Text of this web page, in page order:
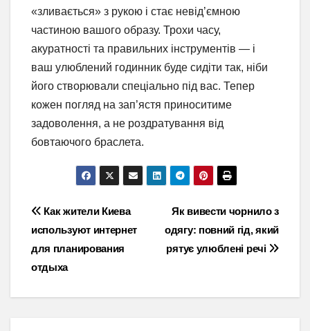
«зливається» з рукою і стає невід’ємною
частиною вашого образу. Трохи часу,
акуратності та правильних інструментів — і
ваш улюблений годинник буде сидіти так, ніби
його створювали спеціально під вас. Тепер
кожен погляд на зап’ястя приноситиме
задоволення, а не роздратування від
бовтаючого браслета.
Навігація
записів
Як вивести чорнило з
одягу: повний гід, який
рятує улюблені речі
Как жители Киева
используют интернет
для планирования
отдыха